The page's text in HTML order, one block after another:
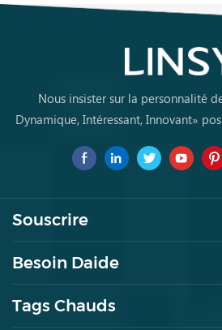
Nous insister sur la personnalité
Dynamique, Intéressant, Innovant»
pour la première
Souscrire
Besoin Daide
Tags Chauds